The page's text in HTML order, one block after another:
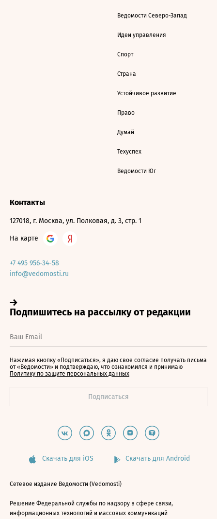
Ведомости Северо-Запад
Идеи управления
Спорт
Страна
Устойчивое развитие
Право
Думай
Техуспех
Ведомости Юг
Контакты
127018, г. Москва, ул. Полковая, д. 3, стр. 1
На карте
+7 495 956-34-58
info@vedomosti.ru
Нажимая кнопку «Подписаться», я даю свое согласие получать письма
от «Ведомости» и подтверждаю, что ознакомился и принимаю
Политику по защите персональных данных
Скачать для iOS Скачать для Android
Сетевое издание Ведомости (Vedomosti)
Решение Федеральной службы по надзору в сфере связи,
информационных технологий и массовых коммуникаций